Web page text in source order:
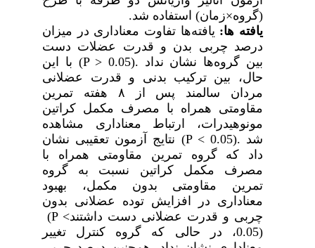
(گروه×زمان) استفاده شد.
یافته ها:یافته‌ها تفاوت معناداری در میزان
درصد چربی بدن و قدرت عضلات دست
بین گروه‌ها نشان نداد (P > 0.05).با این
حال، بین ترکیب بدنی و قدرت عضلانی
مردان سالمند پس از ۸ هفته تمرین
مقاومتی همراه با مصرف مکمل کراتین
مونوهیدرات، ارتباط معناداری مشاهده
شد(P < 0.05).نتایج آزمون تعقیبی نشان
داد که گروه تمرین مقاومتی همراه با
مصرف مکمل کراتین نسبت به گروه
تمرین مقاومتی بدون مکمل، بهبود
معناداری در افزایش توده عضلانی بدون
چربی و قدرت عضلانی دست داشتند(P <
0.05)، در حالی که گروه کنترل تغییر